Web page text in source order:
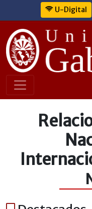
U-Digital